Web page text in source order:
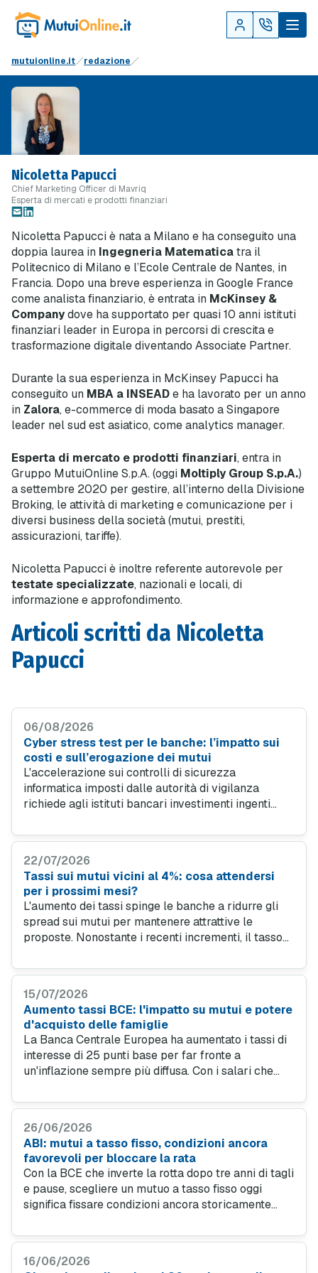
mutuionline.it redazione
Nicoletta Papucci
Chief Marketing Officer di Mavriq
Esperta di mercati e prodotti finanziari
Nicoletta Papucci è nata a Milano e ha conseguito una
doppia laurea in Ingegneria Matematicatra il
Politecnico di Milano e l’Ecole Centrale de Nantes, in
Francia. Dopo una breve esperienza in Google France
come analista finanziario, è entrata in McKinsey &
Companydove ha supportato per quasi 10 anni istituti
finanziari leader in Europa in percorsi di crescita e
trasformazione digitale diventando Associate Partner.
Durante la sua esperienza in McKinsey Papucci ha
conseguito un MBA a INSEADe ha lavorato per un anno
in Zalora, e-commerce di moda basato a Singapore
leader nel sud est asiatico, come analytics manager.
Esperta di mercato e prodotti finanziari, entra in
Gruppo MutuiOnline S.p.A. (oggi Moltiply Group S.p.A.)
a settembre 2020 per gestire, all’interno della Divisione
Broking, le attività di marketing e comunicazione per i
diversi business della società (mutui, prestiti,
assicurazioni, tariffe).
Nicoletta Papucci è inoltre referente autorevole per
testate specializzate, nazionali e locali, di
informazione e approfondimento.
Articoli scritti da Nicoletta
Papucci
06/08/2026
Cyber stress test per le banche: l’impatto sui
costi e sull’erogazione dei mutui
L'accelerazione sui controlli di sicurezza
informatica imposti dalle autorità di vigilanza
richiede agli istituti bancari investimenti ingenti
finanziaria che rischia di rallentare i tempi di
22/07/2026
Tassi sui mutui vicini al 4%: cosa attendersi
per i prossimi mesi?
L'aumento dei tassi spinge le banche a ridurre gli
spread sui mutui per mantenere attrattive le
proposte. Nonostante i recenti incrementi, il tasso
variabile continua a offrire condizioni vantaggiose
della BCE.
15/07/2026
Aumento tassi BCE: l'impatto su mutui e potere
d'acquisto delle famiglie
La Banca Centrale Europea ha aumentato i tassi di
interesse di 25 punti base per far fronte a
un'inflazione sempre più diffusa. Con i salari che
loro potere d'acquisto, rendendo cruciale la ricerca
26/06/2026
ABI: mutui a tasso fisso, condizioni ancora
favorevoli per bloccare la rata
Con la BCE che inverte la rotta dopo tre anni di tagli
e pause, scegliere un mutuo a tasso fisso oggi
significa fissare condizioni ancora storicamente
risparmiare ulteriormente, con tassi fino a 50 punti
16/06/2026